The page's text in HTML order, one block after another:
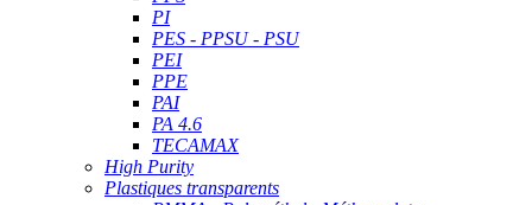
PI
PES - PPSU - PSU
PEI
PPE
PAI
PA 4.6
TECAMAX
High Purity
Plastiques transparents